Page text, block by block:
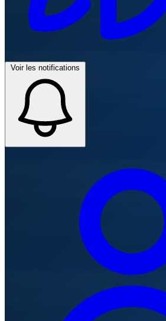
Voir les notifications